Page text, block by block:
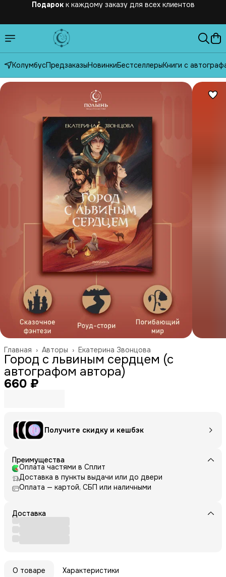
КолумбусПредзаказыНовинкиБестселлерыКниги с
Екатерина Звонцова
Авторы ›
Главная ›
Город с львиным сердцем (с
автографом автора)
660 ₽
Получите скидку и кешбэк
Преимущества
Оплата частями в Сплит
Доставка в пункты выдачи или до двери
Оплата — картой, СБП или наличными
Доставка
О товаре Характеристики